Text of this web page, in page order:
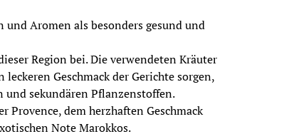
Aromen als besonders gesund und
Region bei. Die verwendeten Kräuter
Geschmack der Gerichte sorgen,
sekundären Pflanzenstoffen.
Provence, dem herzhaften Geschmack
Note Marokkos.